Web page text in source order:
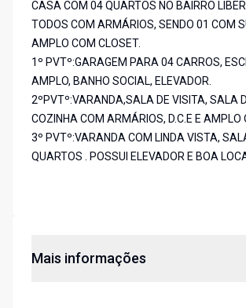
CASA COM 04 QUARTOS NO BAIRRO
TODOS COM ARMÁRIOS, SENDO 01 COM
AMPLO COM CLOSET.
1º PVTº:GARAGEM PARA 04 CARROS,
AMPLO, BANHO SOCIAL, ELEVADOR.
2ºPVTº:VARANDA,SALA DE VISITA, SALA
COZINHA COM ARMÁRIOS, D.C.E E AMPLO
3º PVTº:VARANDA COM LINDA VISTA,
QUARTOS . POSSUI ELEVADOR E BOA
Mais informações